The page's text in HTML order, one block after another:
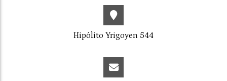
Hipólito Yrigoyen 544